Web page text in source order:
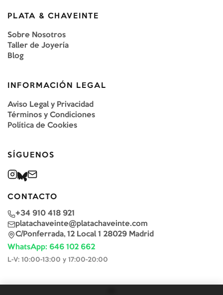
PLATA & CHAVEINTE
Sobre Nosotros
Taller de Joyería
Blog
INFORMACIÓN LEGAL
Aviso Legal y Privacidad
Términos y Condiciones
Política de Cookies
SÍGUENOS
CONTACTO
+34 910 418 921
platachaveinte@platachaveinte.com
C/Ponferrada, 12 Local 1 28029 Madrid
WhatsApp: 646 102 662
L-V: 10:00-13:00 y 17:00-20:00